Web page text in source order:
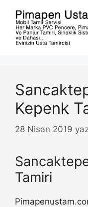
Kepenk
28 Nisan 2019
Tamiri